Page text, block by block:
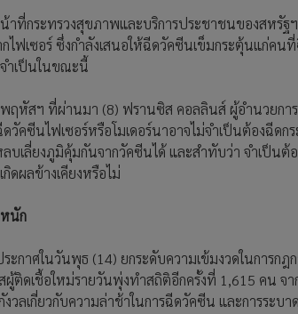
าที่กระทรวงสุขภาพและบริการประชาชนของสหรัฐ
ไฟเซอร์ ซึ่งกำลังเสนอให้ฉีดวัคซีนเข็มกระตุ้นแก่คน
ำเป็นในขณะนี้
หัสฯ ที่ผ่านมา (8) ฟรานซิส คอลลินส์ ผู้อำนวยการ
คซีนไฟเซอร์หรือโมเดอร์นาอาจไม่จำเป็นต้องฉีดกร
บเลี่ยงภูมิคุ้มกันจากวัคซีนได้ และสำทับว่า จำเป็นต้
กิดผลข้างเคียงหรือไม่
หนัก
ะกาศในวันพุธ (14) ยกระดับความเข้มงวดในการก
ผู้ติดเชื้อใหม่รายวันพุ่งทำสถิติอีกครั้งที่ 1,615 คน
วลเกี่ยวกับความล่าช้าในการฉีดวัคซีน และการระบ